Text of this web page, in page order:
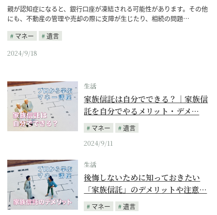
親が認知症になると、銀行口座が凍結される可能性があります。その他
にも、不動産の管理や売却の際に支障が生じたり、相続の問題…
マネー
遺言
2024/9/18
生活
家族信託は自分でできる？｜家族信
託を自分でやるメリット・デメ…
マネー
遺言
2024/9/11
生活
後悔しないために知っておきたい
「家族信託」のデメリットや注意…
マネー
遺言